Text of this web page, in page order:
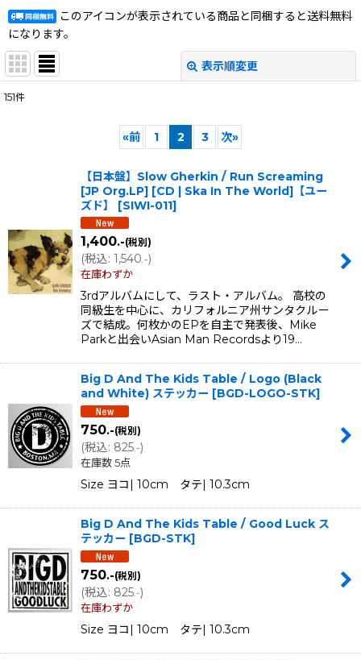
このアイコンが表示されている商品と同梱すると送料無料
になります。
表示順変更
151件
«前 1 2 3 次»
【日本盤】Slow Gherkin / Run Screaming
[JP Org.LP] [CD | Ska In The World]【ユー
ズド】
[SIWI-011]
1,400.-(税別)
(税込: 1,540.-)
在庫わずか
3rdアルバムにして、ラスト・アルバム。 高校の
同級生を中心に、カリフォルニア州サンタクルー
ズで結成。何枚かのEPを自主で発表後、Mike
Parkと出会いAsian Man Recordsより19…
Big D And The Kids Table / Logo (Black
and White) ステッカー [BGD-LOGO-STK]
750.-(税別)
(税込: 825 .-)
在庫数 5点
Size ヨコ| 10cm タテ| 10.3cm
Big D And The Kids Table / Good Luck ス
テッカー [BGD-STK]
750.-(税別)
(税込: 825 .-)
在庫わずか
Size ヨコ| 10cm タテ| 10.3cm